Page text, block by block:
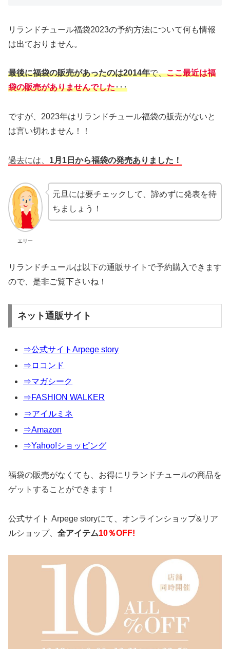
リランドチュール福袋2023の予約方法について何も情報
は出ておりません。
最後に福袋の販売があったのは2014年で、ここ最近は福
袋の販売がありませんでした･･･
ですが、2023年はリランドチュール福袋の販売がないと
は言い切れません！！
過去には、 1月1日から福袋の発売ありました！
エリー
元旦には要チェックして、諦めずに発表を待
ちましょう！
リランドチュールは以下の通販サイトで予約購入できます
ので、是非ご覧下さいね！
ネット通販サイト
⇒公式サイトArpege story
⇒ロコンド
⇒マガシーク
⇒FASHION WALKER
⇒アイルミネ
⇒Amazon
⇒Yahoo!ショッピング
福袋の販売がなくても、お得にリランドチュールの商品を
ゲットすることができます！
公式サイト Arpege storyにて、オンラインショップ&リア
ルショップ、 全アイテム10％OFF!